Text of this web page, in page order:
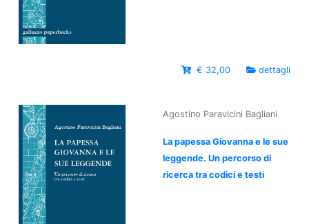
€ 32,00 dettagli
Agostino Paravicini Bagliani
La papessa Giovanna e le sue
leggende. Un percorso di
ricerca tra codici e testi